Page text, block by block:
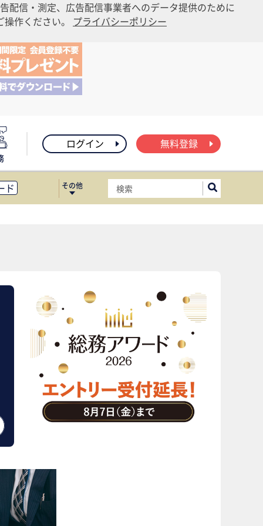
配信・測定、広告配信事業者へのデータ提供のために
作ください。 プライバシーポリシー
ログイン 無料登録
ド
ス移転
その他